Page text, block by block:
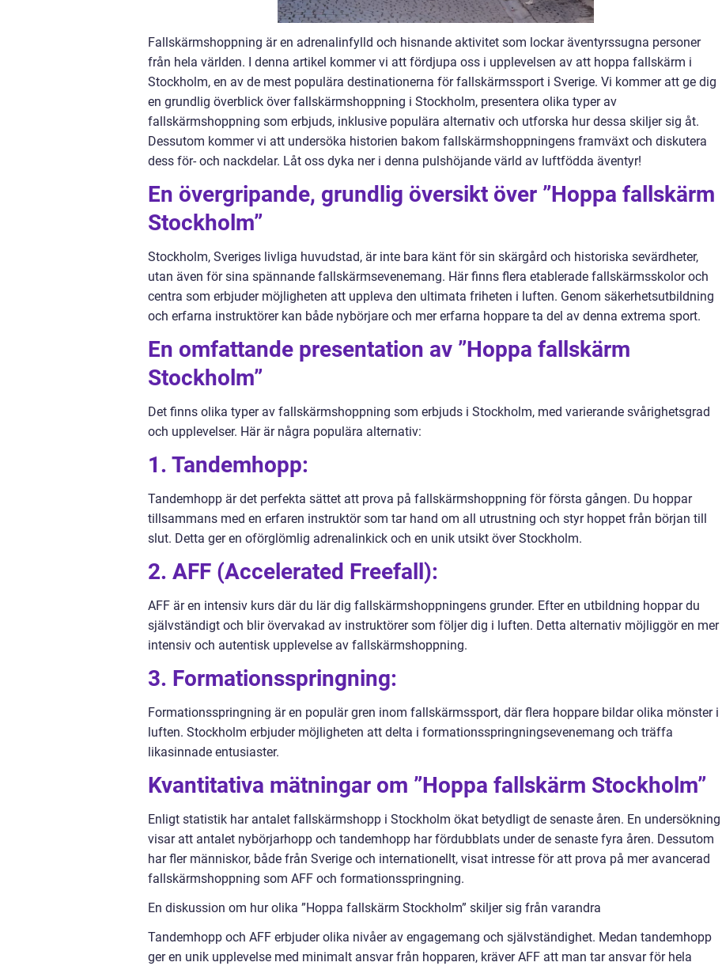
Fallskärmshoppning är en adrenalinfylld och hisnande aktivitet som lockar äventyrssugna personer
från hela världen. I denna artikel kommer vi att fördjupa oss i upplevelsen av att hoppa fallskärm i
Stockholm, en av de mest populära destinationerna för fallskärmssport i Sverige. Vi kommer att ge dig
en grundlig överblick över fallskärmshoppning i Stockholm, presentera olika typer av
fallskärmshoppning som erbjuds, inklusive populära alternativ och utforska hur dessa skiljer sig åt.
Dessutom kommer vi att undersöka historien bakom fallskärmshoppningens framväxt och diskutera
dess för- och nackdelar. Låt oss dyka ner i denna pulshöjande värld av luftfödda äventyr!
En övergripande, grundlig översikt över ”Hoppa fallskärm
Stockholm”
Stockholm, Sveriges livliga huvudstad, är inte bara känt för sin skärgård och historiska sevärdheter,
utan även för sina spännande fallskärmsevenemang. Här finns flera etablerade fallskärmsskolor och
centra som erbjuder möjligheten att uppleva den ultimata friheten i luften. Genom säkerhetsutbildning
och erfarna instruktörer kan både nybörjare och mer erfarna hoppare ta del av denna extrema sport.
En omfattande presentation av ”Hoppa fallskärm
Stockholm”
Det finns olika typer av fallskärmshoppning som erbjuds i Stockholm, med varierande svårighetsgrad
och upplevelser. Här är några populära alternativ:
1. Tandemhopp:
Tandemhopp är det perfekta sättet att prova på fallskärmshoppning för första gången. Du hoppar
tillsammans med en erfaren instruktör som tar hand om all utrustning och styr hoppet från början till
slut. Detta ger en oförglömlig adrenalinkick och en unik utsikt över Stockholm.
2. AFF (Accelerated Freefall):
AFF är en intensiv kurs där du lär dig fallskärmshoppningens grunder. Efter en utbildning hoppar du
självständigt och blir övervakad av instruktörer som följer dig i luften. Detta alternativ möjliggör en mer
intensiv och autentisk upplevelse av fallskärmshoppning.
3. Formationsspringning:
Formationsspringning är en populär gren inom fallskärmssport, där flera hoppare bildar olika mönster i
luften. Stockholm erbjuder möjligheten att delta i formationsspringningsevenemang och träffa
likasinnade entusiaster.
Kvantitativa mätningar om ”Hoppa fallskärm Stockholm”
Enligt statistik har antalet fallskärmshopp i Stockholm ökat betydligt de senaste åren. En undersökning
visar att antalet nybörjarhopp och tandemhopp har fördubblats under de senaste fyra åren. Dessutom
har fler människor, både från Sverige och internationellt, visat intresse för att prova på mer avancerad
fallskärmshoppning som AFF och formationsspringning.
En diskussion om hur olika ”Hoppa fallskärm Stockholm” skiljer sig från varandra
Tandemhopp och AFF erbjuder olika nivåer av engagemang och självständighet. Medan tandemhopp
ger en unik upplevelse med minimalt ansvar från hopparen, kräver AFF att man tar ansvar för hela